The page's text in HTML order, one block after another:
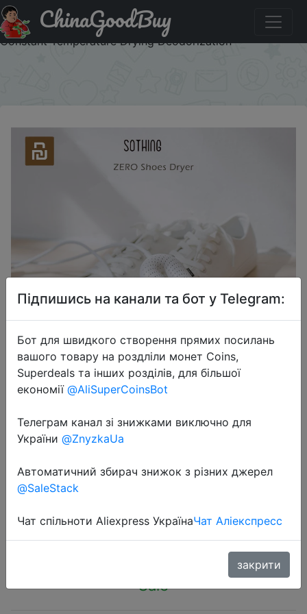
Придбати по знижці Youpin Sothing Zero-One Portable
Household Electric Sterilization Shoe Shoes Dryer UV
Constant Temperature Drying Deodorization
ChinaGoodBuy
Youpin Sothing Zero-One Portable
Household Electric Sterilization
Temperature Drying Deodorization
$9.91
Sale
Підпишись на канали та бот у Telegram:
Бот для швидкого створення прямих посилань
вашого товару на роздліли монет Coins,
Superdeals та інших розділів, для більшої
економії @AliSuperCoinsBot
Телеграм канал зі знижками виключно для
України @ZnyzkaUa
Автоматичний збирач знижок з різних джерел
@SaleStack
Чат спільноти Aliexpress УкраїнаЧат Аліекспресс
закрити